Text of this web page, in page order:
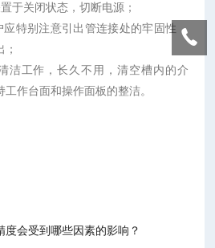
于关闭状态，切断电源；
应特别注意引出管连接处的牢固性，
洁工作，长久不用，清空槽内的介
作台面和操作面板的整洁。
度会受到哪些因素的影响？